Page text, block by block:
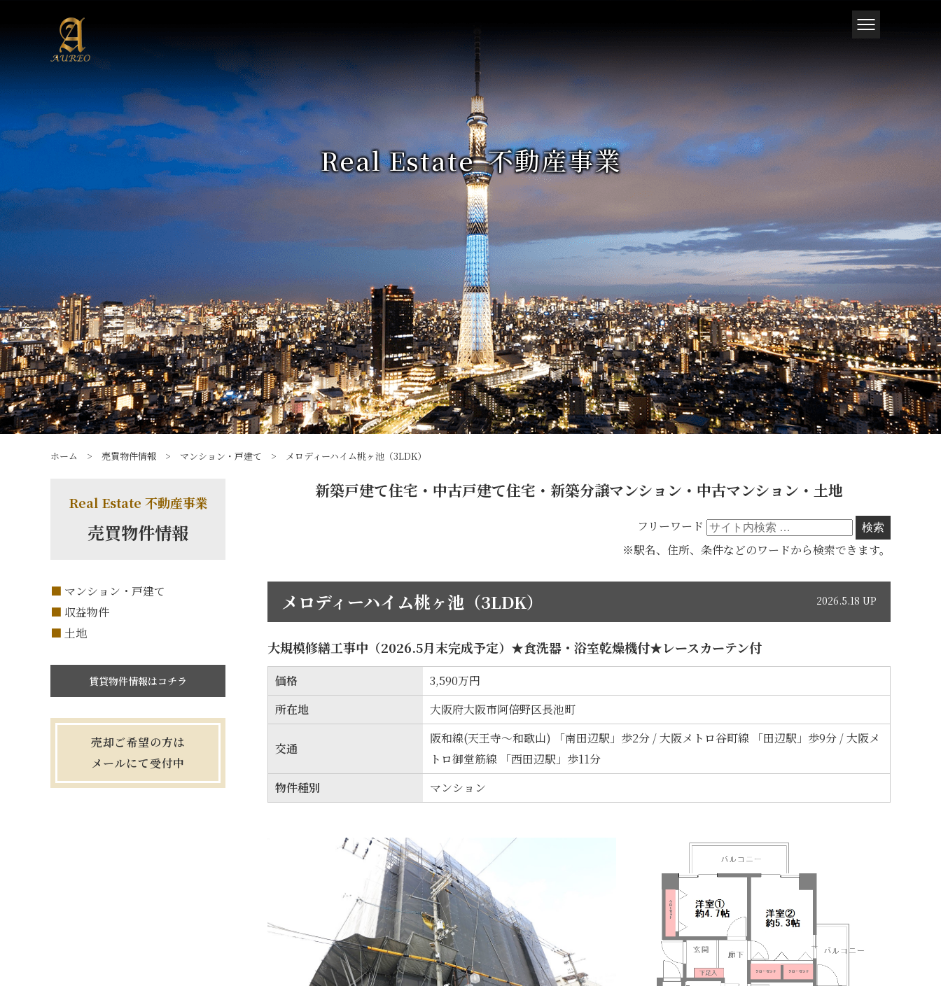
Real Estate 不動産事業
ホーム > 売買物件情報 > マンション・戸建て > メロディーハイム桃ヶ池（3LDK）
新築戸建て住宅・中古戸建て住宅・新築分譲マンション・中古マンション・土地
フリーワード
※駅名、住所、条件などのワードから検索できます。
メロディーハイム桃ヶ池（3LDK） 2026.5.18 UP
大規模修繕工事中（2026.5月末完成予定）★食洗器・浴室乾燥機付★レースカーテン付
価格
3,590万円
所在地
大阪府大阪市阿倍野区長池町
交通
阪和線(天王寺～和歌山) 「南田辺駅」歩2分 / 大阪メトロ谷町線 「田辺駅」歩9分 / 大阪メ
トロ御堂筋線 「西田辺駅」歩11分
物件種別
マンション
Real Estate 不動産事業
売買物件情報
マンション・戸建て
収益物件
土地
賃貸物件情報はコチラ
売却ご希望の方は
メールにて受付中